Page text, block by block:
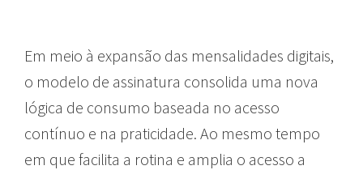
Em meio à expansão das mensalidades digitais,
o modelo de assinatura consolida uma nova
lógica de consumo baseada no acesso
contínuo e na praticidade. Ao mesmo tempo
em que facilita a rotina e amplia o acesso a